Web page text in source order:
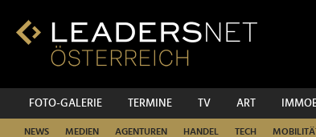
Inhalt
Fußzeilen-
FOTO-GALERIE TERMINE TV ART
NEWS MEDIEN AGENTUREN HANDEL TECH